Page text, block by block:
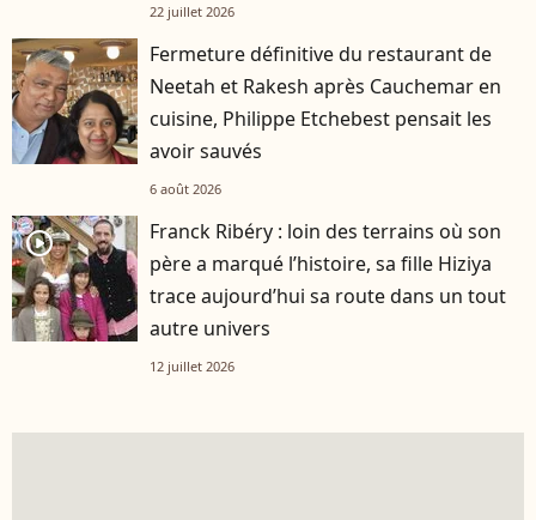
22 juillet 2026
Fermeture définitive du restaurant de
Neetah et Rakesh après Cauchemar en
cuisine, Philippe Etchebest pensait les
avoir sauvés
6 août 2026
player2
Franck Ribéry : loin des terrains où son
père a marqué l’histoire, sa fille Hiziya
trace aujourd’hui sa route dans un tout
autre univers
12 juillet 2026